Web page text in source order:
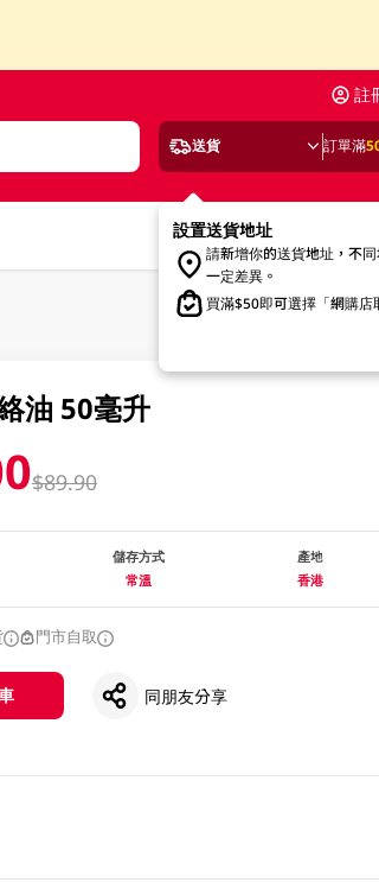
註
送貨 訂單滿
設置送貨地址
請新增你的送貨地址，不
一定差異。
買滿$50即可選擇「網購店
油 50毫升
$89.90
儲存方式
常溫
產地
香港
門市自取
同朋友分享